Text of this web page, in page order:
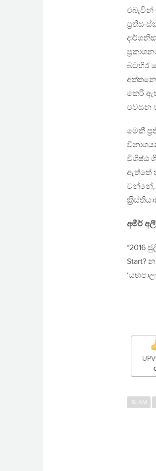
එබැවින්
බටහිර
කෙරී
පවසන
මෙකී
විශිෂ්ඨ
ඇත්තේ
වන්නේ,
අමීර් අලී
*2016
Start?
ISLAM